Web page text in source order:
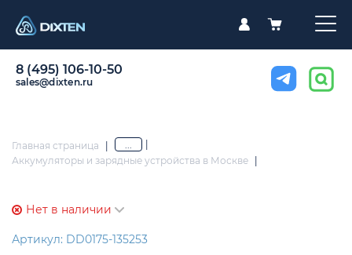
8 (495) 106-10-50
sales@dixten.ru
Главная страница | ...
Аккумуляторы и зарядные устройства в Москве
Нет в наличии
Артикул: DD0175-135253